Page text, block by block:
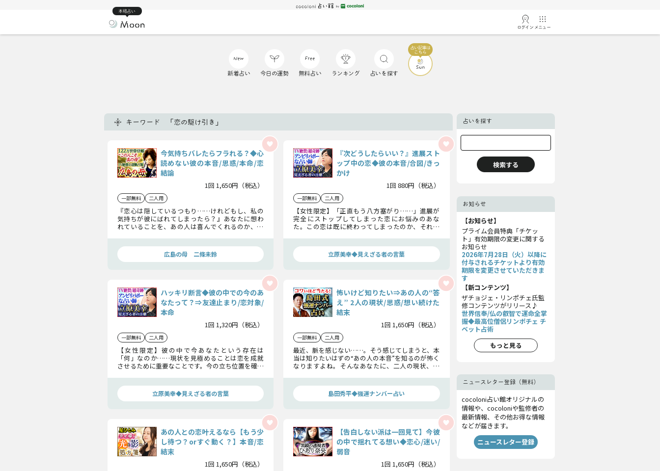
本格占い
ログイン メニュー
新着占い 今日の運勢 無料占い ランキング 占いを探す
キーワード 「恋の駆け引き」
今気持ちバレたらフラれる？◆心
読めない彼の本音/思惑/本命/恋
結論
1回 1,650円（税込）
一部無料 二人用
『恋心は隠しているつもり……けれどもし、私の
気持ちが彼にばれてしまったら？』あなたに想わ
れていることを、あの人は喜んでくれるのか、そ
広島の母 二條未鈴
『次どうしたらいい？』進展スト
ップ中の恋◆彼の本音/合図/きっ
かけ
1回 880円（税込）
一部無料 二人用
【女性限定】「正直もう八方塞がり……」進展が
完全にストップしてしまった恋にお悩みのあな
た。この恋は既に終わってしまったのか、それと
立原美幸◆見えざる者の言葉
ハッキリ断言◆彼の中での今のあ
なたって？⇒友達止まり/恋対象/
本命
1回 1,320円（税込）
一部無料 二人用
【女性限定】彼の中で今あなたという存在は
「何」なのか……現状を見極めることは恋を成就
させるために重要なことです。今の立ち位置を確か
立原美幸◆見えざる者の言葉
怖いけど知りたい⇒あの人の“答
え” 2人の現状/思惑/想い続けた
結末
1回 1,650円（税込）
一部無料 二人用
最近、脈を感じない……。そう感じてしまうと、本
当は知りたいはずの“あの人の本音”を知るのが怖く
なりますよね。そんなあなたに、二人の現状、あ
島田秀平◆強運ナンバー占い
あの人との恋叶えるなら【もう少
し待つ？orすぐ動く？】本音/恋
結末
1回 1,650円（税込）
【告白しない派は一回見て】今彼
の中で揺れてる想い◆恋心/迷い/
弱音
1回 1,650円（税込）
占いを探す
お知らせ
【お知らせ】
プライム会員特典「チケッ
ト」有効期限の変更に関する
お知らせ
2026年7月28日（火）以降に
付与されるチケットより有効
期限を変更させていただきま
す
【新コンテンツ】
ザチョジェ・リンポチェ氏監
修コンテンツがリリース♪
世界信奉/仏の叡智で運命全掌
握◆最高位僧侶リンポチェ チ
ベット占術
もっと見る
ニュースレター登録（無料）
cocoloni占い館オリジナルの
情報や、cocoloniや監修者の
最新情報、その他お得な情報
などが届きます。
ニュースレター登録